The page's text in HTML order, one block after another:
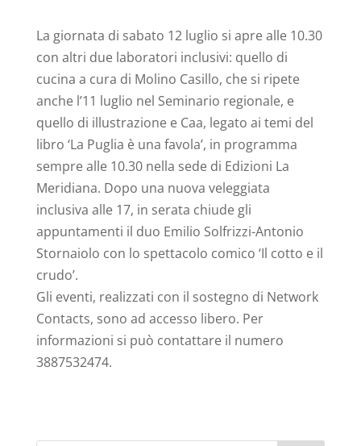
La giornata di sabato 12 luglio si apre alle 10.30
con altri due laboratori inclusivi: quello di
cucina a cura di Molino Casillo, che si ripete
anche l’11 luglio nel Seminario regionale, e
quello di illustrazione e Caa, legato ai temi del
libro ‘La Puglia è una favola’, in programma
sempre alle 10.30 nella sede di Edizioni La
Meridiana. Dopo una nuova veleggiata
inclusiva alle 17, in serata chiude gli
appuntamenti il duo Emilio Solfrizzi-Antonio
Stornaiolo con lo spettacolo comico ‘Il cotto e il
crudo’.
Gli eventi, realizzati con il sostegno di Network
Contacts, sono ad accesso libero. Per
informazioni si può contattare il numero
3887532474.